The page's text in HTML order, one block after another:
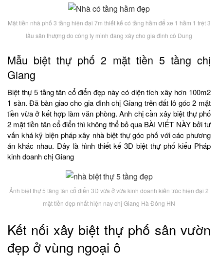
Mặt tiền nhà phố 3 tầng hiện đại 7m thiết kế có tầng hầm để xe 1 hầm 1 trệt 3
lầu sân thượng do công ty mình đang xây cho gia đình cô Dung
Mẫu biệt thự phố 2 mặt tiền 5 tầng chị
Giang
Biệt thự 5 tầng tân cổ điển đẹp này có diện tích xây hơn 100m2
1 sàn. Đã bàn giao cho gia đình chị Giang trên đất lô góc 2 mặt
tiền vừa ở kết hợp làm văn phòng. Anh chị cần xây biệt thự phố
2 mặt tiền tân cổ điển thì không thể bỏ qua BÀI VIẾT NÀYbởi tư
vấn khá kỹ biện pháp xây nhà biệt thự góc phố với các phương
án khác nhau. Đây là hình thiết kế 3D biệt thự phố kiểu Pháp
kinh doanh chị Giang
Ảnh biệt thự 5 tầng tân cổ điển 3D vừa ở vừa kinh doanh kiến trúc hiện đại 2
mặt tiền đẹp nhất hiện nay chị Giang Hà Đông HN
Kết nối xây biệt thự phố sân vườn
đẹp ở vùng ngoại ô